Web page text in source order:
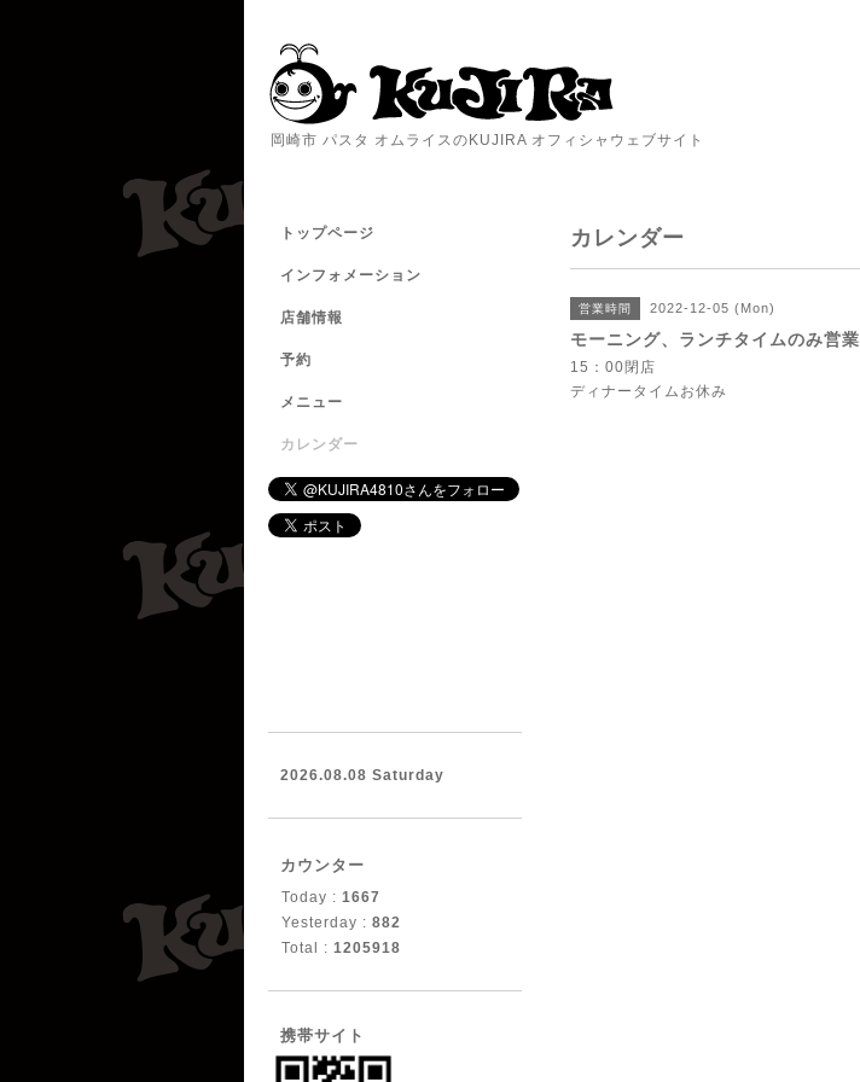
岡崎市 パスタ オムライスのKUJIRA オフィシャウェブサイト
カレンダー
営業時間 2022-12-05 (Mon)
モーニング、ランチタイムのみ営業
15：00閉店
ディナータイムお休み
トップページ
インフォメーション
店舗情報
予約
メニュー
カレンダー
2026.08.08 Saturday
カウンター
Today : 1667
Yesterday : 882
Total : 1205918
携帯サイト